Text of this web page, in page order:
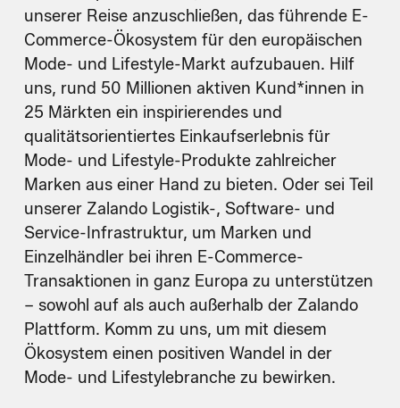
unserer Reise anzuschließen, das führende E-
Commerce-Ökosystem für den europäischen
Mode- und Lifestyle-Markt aufzubauen. Hilf
uns, rund 50 Millionen aktiven Kund*innen in
25 Märkten ein inspirierendes und
qualitätsorientiertes Einkaufserlebnis für
Mode- und Lifestyle-Produkte zahlreicher
Marken aus einer Hand zu bieten. Oder sei Teil
unserer Zalando Logistik-, Software- und
Service-Infrastruktur, um Marken und
Einzelhändler bei ihren E-Commerce-
Transaktionen in ganz Europa zu unterstützen
– sowohl auf als auch außerhalb der Zalando
Plattform. Komm zu uns, um mit diesem
Ökosystem einen positiven Wandel in der
Mode- und Lifestylebranche zu bewirken.